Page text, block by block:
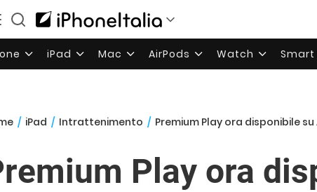
iPad Mac AirPods Watch Smart
/ iPad / Intrattenimento / Premium Play ora disponibile
Play ora